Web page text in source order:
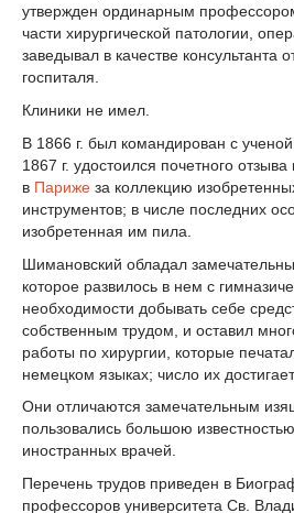
утвержден ординарным
части хирургической патологии,
заведывал в качестве консультанта
госпиталя.
Клиники не имел.
В 1866 г. был командирован с
1867 г. удостоился почетного
в Париже за коллекцию
инструментов; в числе последних
изобретенная им пила.
Шимановский обладал
которое развилось в нем с
необходимости добывать себе
собственным трудом, и оставил
работы по хирургии, которые
немецком языках; число их
Они отличаются замечательным
пользовались большою
иностранных врачей.
Перечень трудов приведен в
профессоров университета Св.